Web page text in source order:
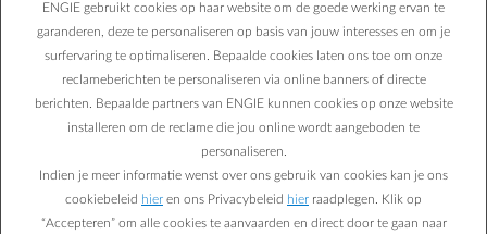
Je vertrektijd en gewenste batterijpercentage zijn twee belangrijke
parameters die de Smart App gebruikt om je laadsessie te
optimaliseren.
De Smart App bevat een aantal standaardinstellingen rond laden.
Zo is het standaard vertrekschema ingesteld op 7 uur, en dit op elke
Zo kan je deze twee parameters inaanpassen via de Smart App van
ENGIE:
ENGIE gebruikt cookies op haar website om de goede werking ervan te
garanderen, deze te personaliseren op basis van jouw interesses en om je
surfervaring te optimaliseren. Bepaalde cookies laten ons toe om onze
reclameberichten te personaliseren via online banners of directe
berichten. Bepaalde partners van ENGIE kunnen cookies op onze website
installeren om de reclame die jou online wordt aangeboden te
personaliseren.
Indien je meer informatie wenst over ons gebruik van cookies kan je ons
cookiebeleid hier en ons Privacybeleid hier raadplegen. Klik op
“Accepteren” om alle cookies te aanvaarden en direct door te gaan naar